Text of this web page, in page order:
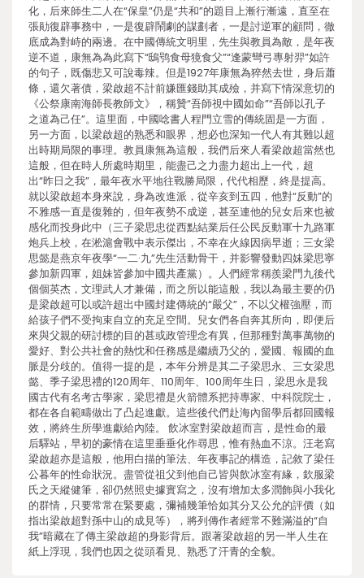
化，后來師生二人在“保皇”仍是“共和”的題目上漸行漸遠，直至在
張勛復辟事務中，一是復辟鬧劇的謀劃者，一是討逆軍的顧問，徹
底成為對峙的兩邊。在中國傳統文明里，先生與教員為敵，是年夜
逆不道，康無為為此寫下“鴟鸮食母獍食父”“逢蒙彎弓專射羿”如許
的句子，既傷悲又可說毒辣。但是1927年康無為猝然去世，身后蕭
條，還欠著債，梁啟超不計前嫌匯錢助其成殮，并寫下情深意切的
《公祭康南海師長教師文》，稱贊“吾師視中國如命”“吾師以孔子
之道為己任”。這里面，中國唸書人程門立雪的傳統固是一方面，
另一方面，以梁啟超的熟悉和眼界，想必也深知一代人有其難以超
出時期局限的事理。教員康無為這般，我們后來人看梁啟超當然也
這般，但在時人所處時期里，能盡己之力盡力超出上一代，超
出“昨日之我”，最年夜水平地往戰勝局限，代代相歷，終是提高。
就以梁啟超本身來說，身為改進派，從辛亥到五四，他對“反動”的
不雅感一直是復雜的，但年夜勢不成逆，甚至連他的兒女后來也被
感化而投身此中（三子梁思忠從西點結業后任公民反動軍十九路軍
炮兵上校，在淞滬會戰中表示傑出，不幸在火線因病早逝；三女梁
思懿是燕京年夜學“一二·九”先生活動骨干，并影響發動四妹梁思寧
參加新四軍，姐妹皆參加中國共產黨）。人們經常稱羨梁門九後代
個個英杰，文理武人才兼備，而之所以能這般，我以為最主要的仍
是梁啟超可以或許超出中國封建傳統的“嚴父”，不以父權強壓，而
給孩子們不受拘束自立的充足空間。兒女們各自奔其所向，即便后
來與父親的研討標的目的甚或政管理念有異，但那種對萬事萬物的
愛好、對公共社會的熱忱和任務感是繼續乃父的，愛國、報國的血
脈是分歧的。值得一提的是，本年分辨是其二子梁思永、三女梁思
懿、季子梁思禮的120周年、110周年、100周年生日，梁思永是我
國古代有名考古學家，梁思禮是火箭體系把持專家、中科院院士，
都在各自範疇做出了凸起進獻。這些後代們赴海內留學后都回國報
效，將終生所學進獻給內陸。 飲冰室對梁啟超而言，是性命的最
后驛站，早初的豪情在這里垂垂化作尋思，惟有熱血不涼。汪老寫
梁啟超亦是這般，他用白描的筆法、年夜事記的構造，記敘了梁任
公暮年的性命狀況。盡管從祖父到他自己皆與飲冰室有緣，欽服梁
氏之天縱健筆，卻仍然照史據實寫之，沒有增加太多潤飾與小我化
的群情，只要常常在緊要處，彌補幾筆恰如其分又公允的評價（如
指出梁啟超對孫中山的成見等），將列傳作者經常不難滿溢的“自
我”暗藏在了傳主梁啟超的身影背后。跟著梁啟超的另一半人生在
紙上浮現，我們也因之從頭看見、熟悉了汗青的全貌。